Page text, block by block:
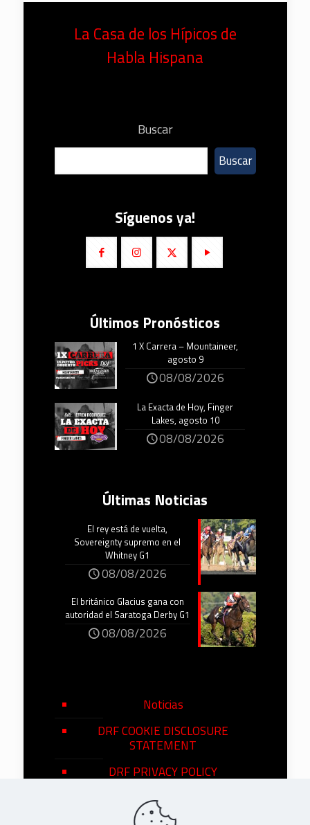
La Casa de los Hípicos de
Habla Hispana
Buscar
Buscar
Síguenos ya!
Últimos Pronósticos
1 X Carrera – Mountaineer,
agosto 9
08/08/2026
La Exacta de Hoy, Finger
Lakes, agosto 10
08/08/2026
Últimas Noticias
El rey está de vuelta,
Sovereignty supremo en el
Whitney G1
08/08/2026
El británico Glacius gana con
autoridad el Saratoga Derby G1
08/08/2026
Noticias
DRF COOKIE DISCLOSURE
STATEMENT
DRF PRIVACY POLICY